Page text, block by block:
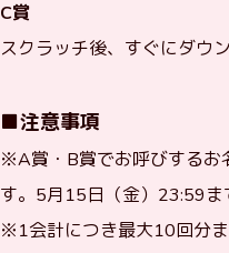
C賞
スクラッチ後、すぐにダウ
■注意事項
※A賞・B賞でお呼びするお
す。5月15日（金）23:59ま
※1会計につき最大10回分